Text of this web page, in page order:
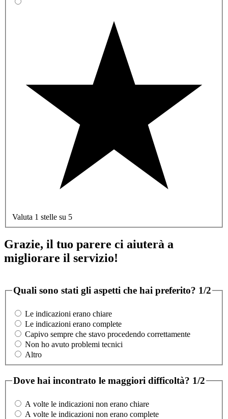
Valuta 1 stelle su 5
Grazie, il tuo parere ci aiuterà a
migliorare il servizio!
Quali sono stati gli aspetti che hai preferito? 1/2
Le indicazioni erano chiare
Le indicazioni erano complete
Capivo sempre che stavo procedendo correttamente
Non ho avuto problemi tecnici
Altro
Dove hai incontrato le maggiori difficoltà? 1/2
A volte le indicazioni non erano chiare
A volte le indicazioni non erano complete